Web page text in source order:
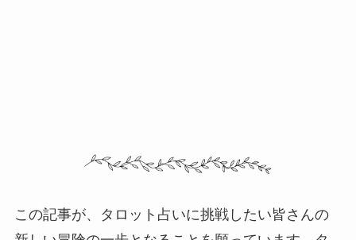
この記事が、タロット占いに挑戦したい皆さんの